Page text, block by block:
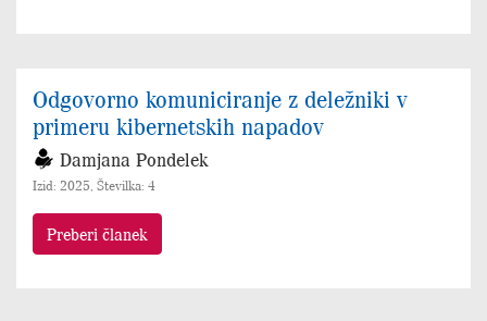
Odgovorno komuniciranje z deležniki v
primeru kibernetskih napadov
Damjana Pondelek
Izid: 2025, Številka: 4
Preberi članek